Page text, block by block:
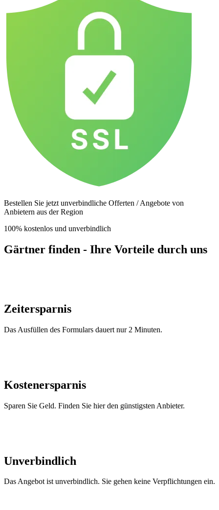
Bestellen Sie jetzt unverbindliche Offerten / Angebote von
Anbietern aus der Region
100% kostenlos und unverbindlich
Gärtner finden - Ihre Vorteile durch uns
Zeitersparnis
Das Ausfüllen des Formulars dauert nur 2 Minuten.
Kostenersparnis
Sparen Sie Geld. Finden Sie hier den günstigsten Anbieter.
Unverbindlich
Das Angebot ist unverbindlich. Sie gehen keine Verpflichtungen ein.